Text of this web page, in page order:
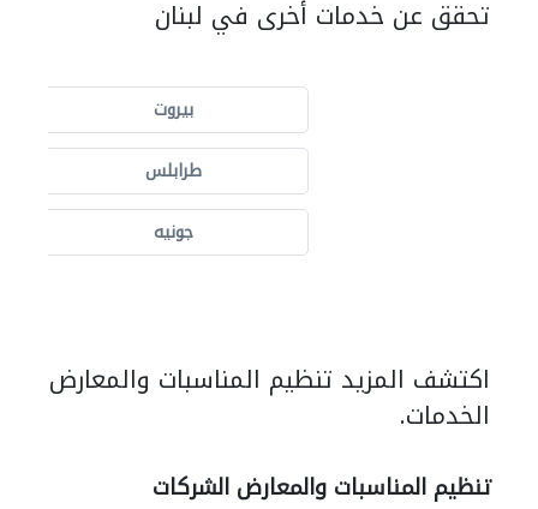
تحقق عن خدمات أخرى في لبنان
بيروت
طرابلس
جونيه
اكتشف المزيد تنظيم المناسبات والمعارض
الخدمات.
تنظيم المناسبات والمعارض الشركات